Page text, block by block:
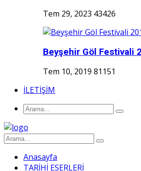
Tem 29, 2023 43426
Beyşehir Göl Festivali
Tem 10, 2019 81151
İLETİŞİM
Anasayfa
TARİHİ ESERLERİ